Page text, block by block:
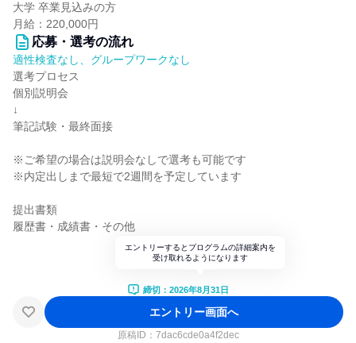
大学 卒業見込みの方
月給：220,000円
応募・選考の流れ
適性検査なし、グループワークなし
選考プロセス
個別説明会
↓
筆記試験・最終面接
※ご希望の場合は説明会なしで選考も可能です
※内定出しまで最短で2週間を予定しています
提出書類
履歴書・成績書・その他
エントリーするとプログラムの詳細案内を
受け取れるようになります
締切：2026年8月31日
エントリー画面へ
原稿ID： 7dac6cde0a4f2dec